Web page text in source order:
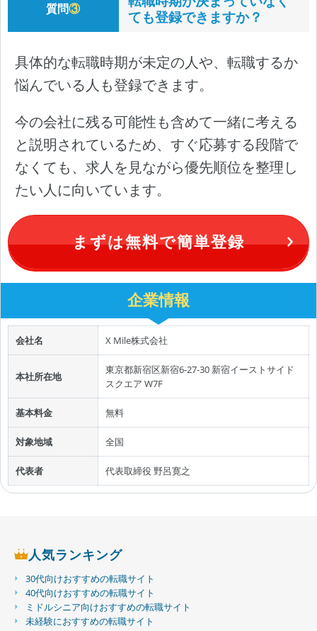
質問③
ても登録できますか？
具体的な転職時期が未定の人や、転職するか
悩んでいる人も登録できます。
今の会社に残る可能性も含めて一緒に考える
と説明されているため、すぐ応募する段階で
なくても、求人を見ながら優先順位を整理し
たい人に向いています。
まずは無料で簡単登録
企業情報
会社名 X Mile株式会社
本社所在地
東京都新宿区新宿6-27-30 新宿イーストサイド
スクエア W7F
基本料金 無料
対象地域 全国
代表者 代表取締役 野呂寛之
人気ランキング
30代向けおすすめの転職サイト
40代向けおすすめの転職サイト
ミドルシニア向けおすすめの転職サイト
未経験におすすめの転職サイト